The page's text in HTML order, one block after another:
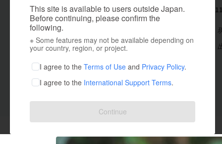
人気のプロジェクト 注目の
アート・写真
テクノロジー・ガジェット
映像・映画
ビジネス・起業
まちづくり・地域活性化
This site is available to users outside Japan.
Before continuing, please confirm the
following.
※ Some features may not be available depending on
your country, region, or project.
I agree to the Terms of Use and Privacy Policy.
I agree to the International Support Terms.
Continue
これまでに
出身国：日本